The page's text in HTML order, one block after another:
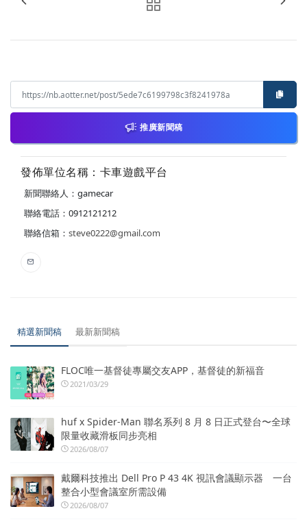
推廣新聞稿
發佈單位名稱：卡車遊戲平台
新聞聯絡人：gamecar
聯絡電話：0912121212
聯絡信箱： steve0222@gmail.com
精選新聞稿 最新新聞稿
FLOC唯一基督徒專屬交友APP，基督徒的新福音
2021/03/29
huf x Spider-Man 聯名系列 8 月 8 日正式登台〜全球
限量收藏滑板同步亮相
2026/08/07
戴爾科技推出 Dell Pro P 43 4K 視訊會議顯示器 一台
整合小型會議室所需設備
2026/08/07